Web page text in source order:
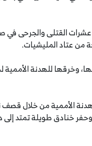
القتلى والجرحى
من عتاد المليشيات.
وخرقها للهدنة
الأممية من خلال
في أكتوبر 2019، إضافة لاستحداث وحفر خنادق